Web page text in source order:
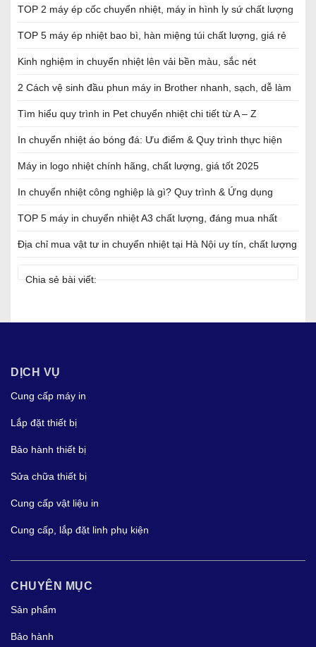
TOP 2 máy ép cốc chuyển nhiệt, máy in hình ly sứ chất lượng
TOP 5 máy ép nhiệt bao bì, hàn miệng túi chất lượng, giá rẻ
Kinh nghiệm in chuyển nhiệt lên vải bền màu, sắc nét
2 Cách vệ sinh đầu phun máy in Brother nhanh, sạch, dễ làm
Tìm hiểu quy trình in Pet chuyển nhiệt chi tiết từ A – Z
In chuyển nhiệt áo bóng đá: Ưu điểm & Quy trình thực hiện
Máy in logo nhiệt chính hãng, chất lượng, giá tốt 2025
In chuyển nhiệt công nghiệp là gì? Quy trình & Ứng dụng
TOP 5 máy in chuyển nhiệt A3 chất lượng, đáng mua nhất
Địa chỉ mua vật tư in chuyển nhiệt tại Hà Nội uy tín, chất lượng
Chia sẻ bài viết:
DỊCH VỤ
Cung cấp máy in
Lắp đặt thiết bị
Bảo hành thiết bị
Sửa chữa thiết bị
Cung cấp vật liệu in
Cung cấp, lắp đặt linh phụ kiện
CHUYÊN MỤC
Sản phẩm
Bảo hành